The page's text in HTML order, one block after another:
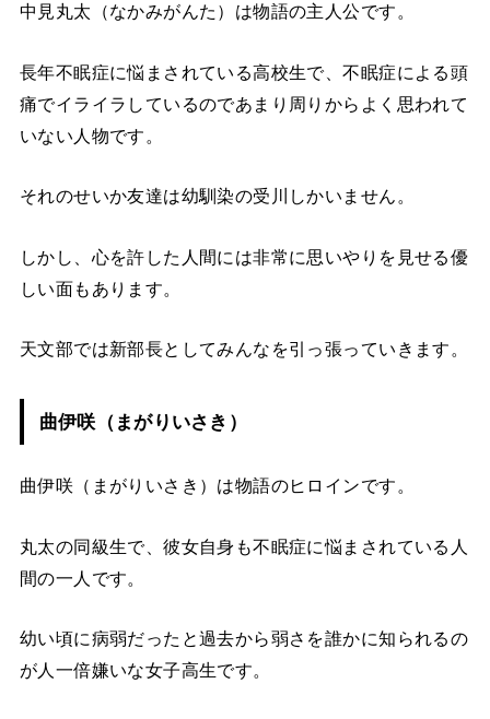
中見丸太（なかみがんた）は物語の主人公です。
長年不眠症に悩まされている高校生で、不眠症による頭
痛でイライラしているのであまり周りからよく思われて
いない人物です。
それのせいか友達は幼馴染の受川しかいません。
しかし、心を許した人間には非常に思いやりを見せる優
しい面もあります。
天文部では新部長としてみんなを引っ張っていきます。
曲伊咲（まがりいさき）
曲伊咲（まがりいさき）は物語のヒロインです。
丸太の同級生で、彼女自身も不眠症に悩まされている人
間の一人です。
幼い頃に病弱だったと過去から弱さを誰かに知られるの
が人一倍嫌いな女子高生です。